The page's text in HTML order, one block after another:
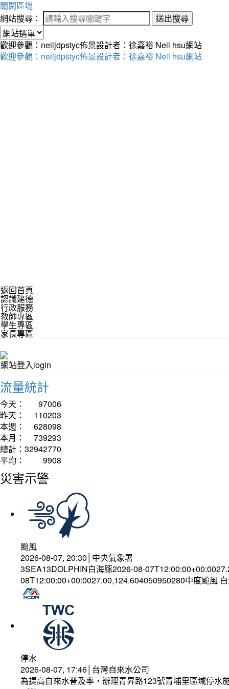
關閉區塊
網站搜尋：
送出搜尋
歡迎參觀：neiljdpstyc佈景設計者：徐嘉裕 Neil hsu網站
歡迎參觀：neiljdpstyc佈景設計者：徐嘉裕 Neil hsu網站
返回首頁
認識建德
行政服務
教師專區
學生專區
家長專區
網站登入login
流量統計
今天：
97006
昨天：
110203
本週：
628098
本月：
739293
總計： 32942770
平均：
9908
災害示警
颱風
2026-08-07, 20:30│中央氣象署
3SEA13DOLPHIN白海豚2026-08-
08T12:00:00+00:0027.00,124.604050950280中度颱風
停水
2026-08-07, 17:46│台灣自來水公司
為提高自來水普及率，辦理青昇路123號青埔里區域停水